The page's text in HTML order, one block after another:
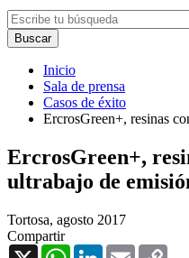
Inicio
Sala de prensa
Casos de éxito
ErcrosGreen+, resinas
ErcrosGreen+,
ultrabajo de
Tortosa, agosto 2017
Compartir
X
WhatsAppLinkedInEmail